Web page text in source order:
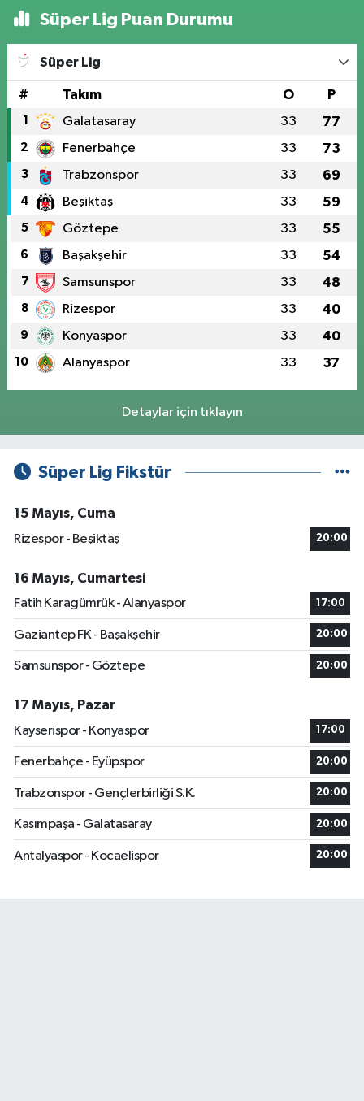
Süper Lig Puan Durumu
Süper Lig
# Takım O P
1 Galatasaray 33 77
2 Fenerbahçe 33 73
3 Trabzonspor 33 69
4 Beşiktaş 33 59
5 Göztepe 33 55
6 Başakşehir 33 54
7 Samsunspor 33 48
8 Rizespor 33 40
9 Konyaspor 33 40
10 Alanyaspor 33 37
Detaylar için tıklayın
Süper Lig Fikstür
15 Mayıs, Cuma
Rizespor - Beşiktaş
20:00
16 Mayıs, Cumartesi
Fatih Karagümrük - Alanyaspor
17:00
Gaziantep FK - Başakşehir 20:00
Samsunspor - Göztepe 20:00
17 Mayıs, Pazar
Kayserispor - Konyaspor
17:00
Fenerbahçe - Eyüpspor 20:00
Trabzonspor - Gençlerbirliği S.K. 20:00
Kasımpaşa - Galatasaray 20:00
Antalyaspor - Kocaelispor 20:00